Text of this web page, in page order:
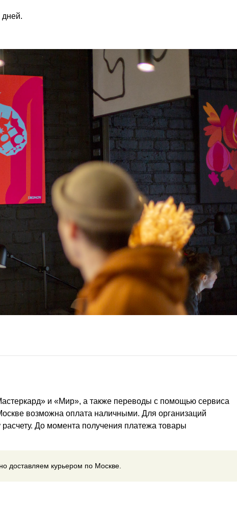
дней.
и «Мир», а также переводы с помощью сервиса
возможна оплата наличными. Для организаций
До момента получения платежа товары
доставляем курьером по Москве.